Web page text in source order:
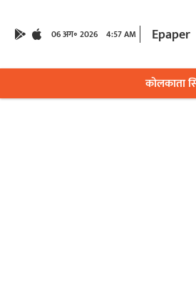
06 अग॰ 2026 4:57 AM Epaper
कोलकाता